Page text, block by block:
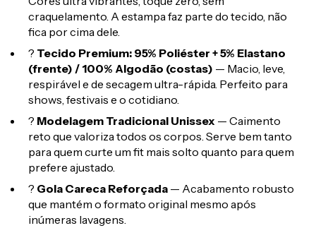
craquelamento. A estampa faz parte do tecido, não
fica por cima dele.
? Tecido Premium: 95% Poliéster + 5% Elastano
(frente) / 100% Algodão (costas) — Macio, leve,
respirável e de secagem ultra-rápida. Perfeito para
shows, festivais e o cotidiano.
? Modelagem Tradicional Unissex — Caimento
reto que valoriza todos os corpos. Serve bem tanto
para quem curte um fit mais solto quanto para quem
prefere ajustado.
? Gola Careca Reforçada — Acabamento robusto
que mantém o formato original mesmo após
inúmeras lavagens.